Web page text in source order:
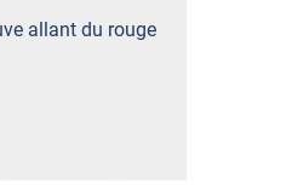
allant du rouge